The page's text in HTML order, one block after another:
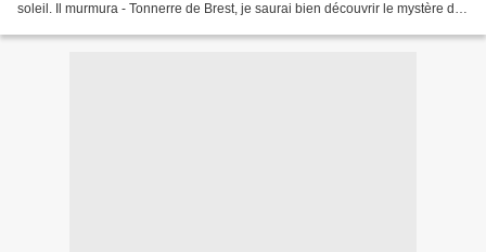
soleil. Il murmura - Tonnerre de Brest, je saurai bien découvrir le mystère de